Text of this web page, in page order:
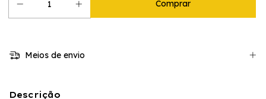
Meios de envio
Descrição